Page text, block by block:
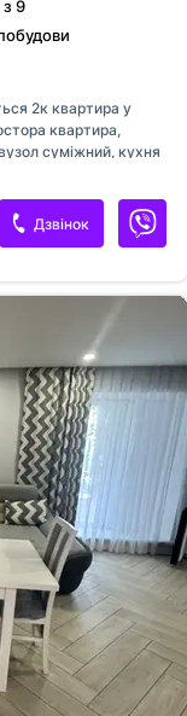
з 9
2к квартира у
квартира,
суміжний, кухня
нові шпалери,
засклена.
продаж під
молодіжний
безготівкові
Зручне
все необхідне в
Дзвінок